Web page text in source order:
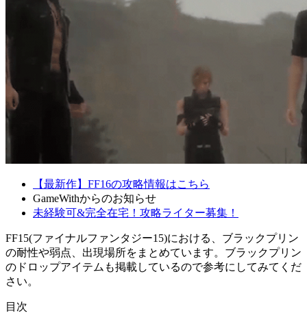
【最新作】FF16の攻略情報はこちら
GameWithからのお知らせ
未経験可&完全在宅！攻略ライター募集！
FF15(ファイナルファンタジー15)における、ブラックプリン
の耐性や弱点、出現場所をまとめています。ブラックプリン
のドロップアイテムも掲載しているので参考にしてみてくだ
さい。
目次